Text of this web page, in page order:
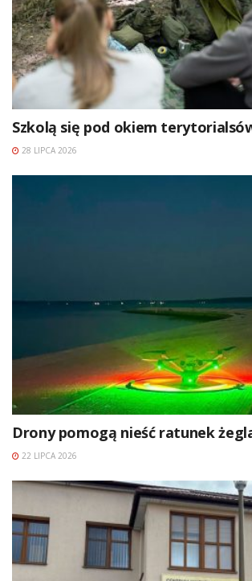
Szkolą się pod okiem
28 LIPCA 2026
Drony pomogą nieść ratunek
22 LIPCA 2026